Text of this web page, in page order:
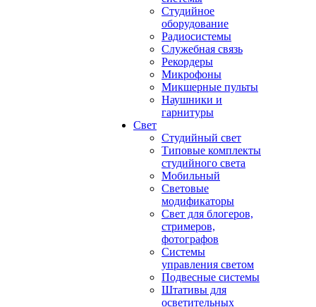
Студийное
оборудование
Радиосистемы
Служебная связь
Рекордеры
Микрофоны
Микшерные пульты
Наушники и
гарнитуры
Свет
Студийный свет
Типовые комплекты
студийного света
Мобильный
Световые
модификаторы
Свет для блогеров,
стримеров,
фотографов
Системы
управления светом
Подвесные системы
Штативы для
осветительных